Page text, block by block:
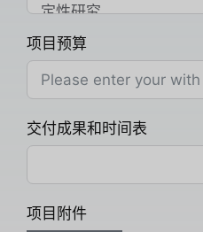
项目预算
交付成果和时间表
项目附件